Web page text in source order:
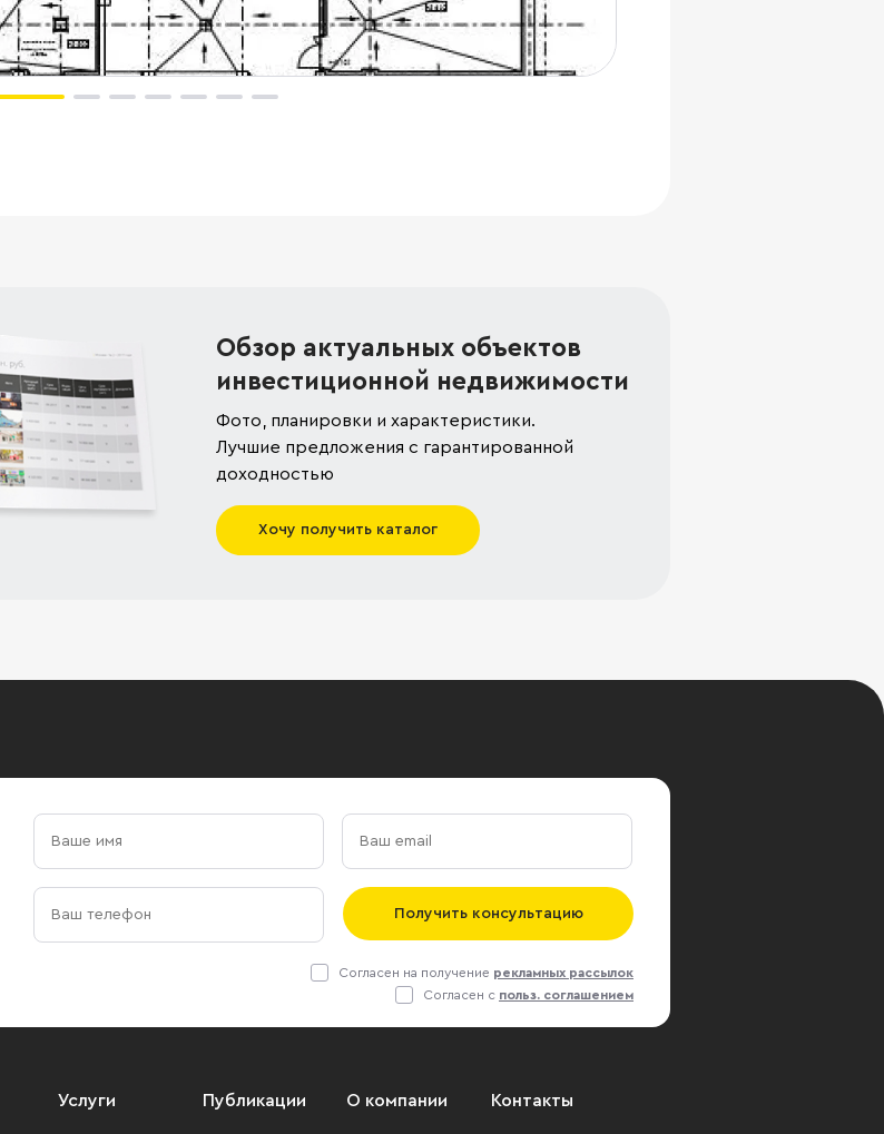
Обзор актуальных объектов
инвестиционной недвижимости
Фото, планировки и характеристики.
Лучшие предложения с гарантированной
доходностью
Хочу получить каталог
Получить консультацию
Согласен на получение рекламных рассылок
Согласен с польз. соглашением
Услуги Публикации О компании Контакты